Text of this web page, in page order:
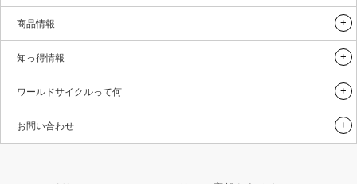
商品情報
知っ得情報
ワールドサイクルって何
お問い合わせ